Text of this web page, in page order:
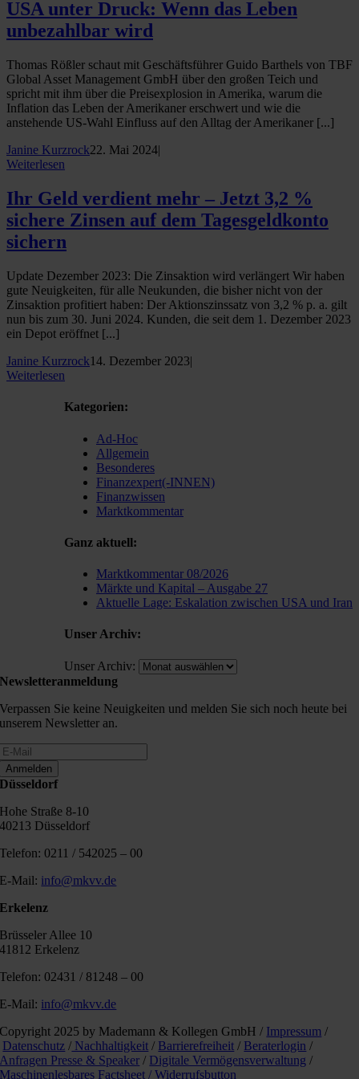
USA unter Druck: Wenn das Leben
unbezahlbar wird
Thomas Rößler schaut mit Geschäftsführer Guido Barthels von TBF
Global Asset Management GmbH über den großen Teich und
spricht mit ihm über die Preisexplosion in Amerika, warum die
Inflation das Leben der Amerikaner erschwert und wie die
anstehende US-Wahl Einfluss auf den Alltag der Amerikaner [...]
Janine Kurzrock22. Mai 2024|
Weiterlesen
Ihr Geld verdient mehr – Jetzt 3,2 %
sichere Zinsen auf dem Tagesgeldkonto
sichern
Update Dezember 2023: Die Zinsaktion wird verlängert Wir haben
gute Neuigkeiten, für alle Neukunden, die bisher nicht von der
Zinsaktion profitiert haben: Der Aktionszinssatz von 3,2 % p. a. gilt
nun bis zum 30. Juni 2024. Kunden, die seit dem 1. Dezember 2023
ein Depot eröffnet [...]
Janine Kurzrock14. Dezember 2023|
Weiterlesen
Kategorien:
Ad-Hoc
Allgemein
Besonderes
Finanzexpert(-INNEN)
Finanzwissen
Marktkommentar
Ganz aktuell:
Marktkommentar 08/2026
Märkte und Kapital – Ausgabe 27
Aktuelle Lage: Eskalation zwischen USA und Iran
Unser Archiv:
Unser Archiv:
Newsletteranmeldung
Verpassen Sie keine Neuigkeiten und melden Sie sich noch heute bei
unserem Newsletter an.
Anmelden
Düsseldorf
Hohe Straße 8-10
40213 Düsseldorf
Telefon: 0211 / 542025 – 00
E-Mail: info@mkvv.de
Erkelenz
Brüsseler Allee 10
41812 Erkelenz
Telefon: 02431 / 81248 – 00
E-Mail: info@mkvv.de
Copyright 2025 by Mademann & Kollegen GmbH / Impressum /
Datenschutz / Nachhaltigkeit / Barrierefreiheit / Beraterlogin /
Anfragen Presse & Speaker / Digitale Vermögensverwaltung /
Maschinenlesbares Factsheet / Widerrufsbutton